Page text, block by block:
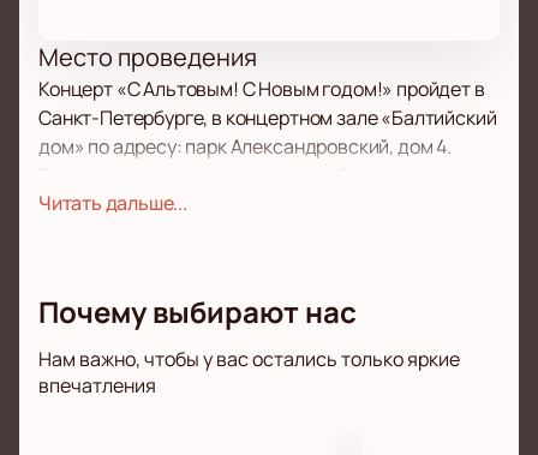
Место проведения
Концерт «С Альтовым! С Новым годом!» пройдет в
Санкт-Петербурге, в концертном зале «Балтийский
дом» по адресу: парк Александровский, дом 4.
наслаждаются уютной атмосферой.
«Балтийском доме» давно стал любимым
событием для жителей города. Семен Альтов
известен как писатель-сатирик, который радует
публику остроумными выступлениями и необычным
Читать дальше...
Почему выбирают нас
Нам важно, чтобы у вас остались только яркие
впечатления